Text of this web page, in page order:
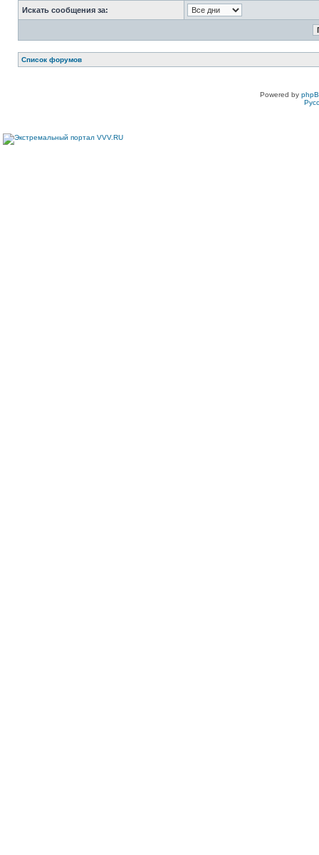
Искать сообщения за:
Список форумов
Powered by